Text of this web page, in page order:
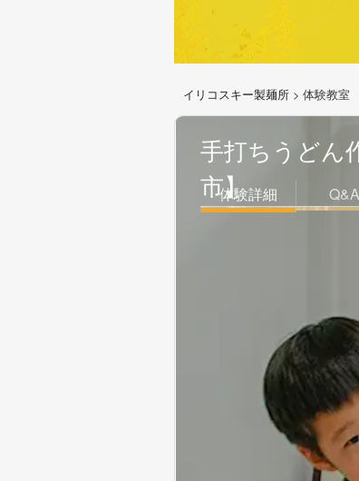
イリコスキー製麺所 > 体験教室
手打ちうどん
市】
体験詳細 Q&A